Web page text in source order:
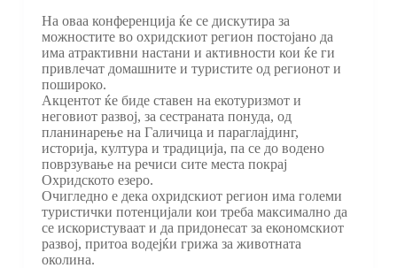
На оваа конференција ќе се дискутира за
можностите во охридскиот регион постојано да
има атрактивни настани и активности кои ќе ги
привлечат домашните и туристите од регионот и
пошироко.
Акцентот ќе биде ставен на екотуризмот и
неговиот развој, за сестраната понуда, од
планинарење на Галичица и параглајдинг,
историја, култура и традиција, па се до водено
поврзување на речиси сите места покрај
Охридското езеро.
Очигледно е дека охридскиот регион има големи
туристички потенцијали кои треба максимално да
се искористуваат и да придонесат за економскиот
развој, притоа водејќи грижа за животната
околина.